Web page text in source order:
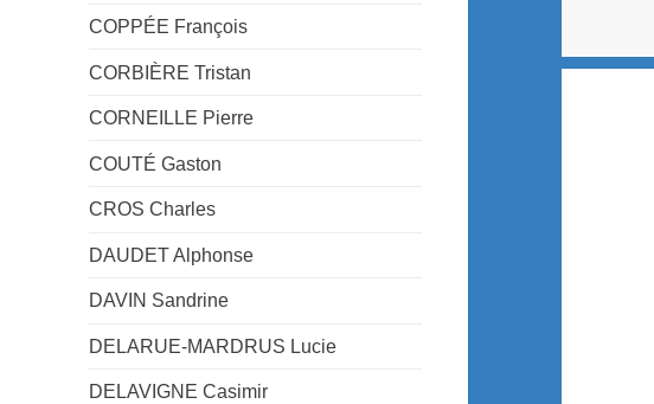
COPPÉE François
CORBIÈRE Tristan
CORNEILLE Pierre
COUTÉ Gaston
CROS Charles
DAUDET Alphonse
DAVIN Sandrine
DELARUE-MARDRUS Lucie
DELAVIGNE Casimir